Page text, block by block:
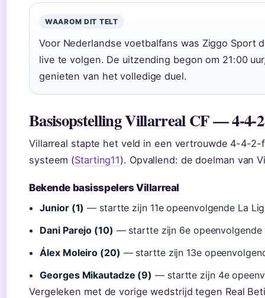
WAAROM DIT TELT
Voor Nederlandse voetbalfans was Ziggo Sport
live te volgen. De uitzending begon om 21:00
genieten van het volledige duel.
Basisopstelling Villarreal CF — 4-4-2
Villarreal stapte het veld in een vertrouwde 4-4-
systeem (Starting11). Opvallend: de doelman van
Bekende basisspelers Villarreal
Junior (1) — startte zijn 11e opeenvolgende La
Dani Parejo (10) — startte zijn 6e opeenvolgende
Álex Moleiro (20) — startte zijn 13e
Georges Mikautadze (9) — startte zijn 4e
Vergeleken met de vorige wedstrijd tegen Real